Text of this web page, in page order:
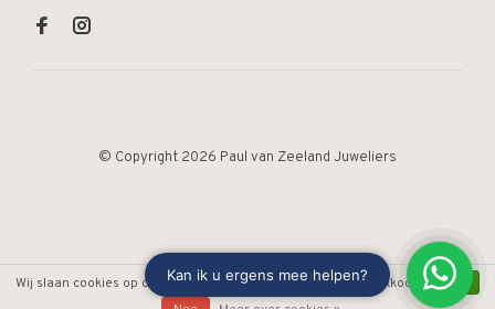
© Copyright 2026 Paul van Zeeland Juweliers
Wij slaan cookies op om onze website te verbeteren. Is dat akkoord?
Ja